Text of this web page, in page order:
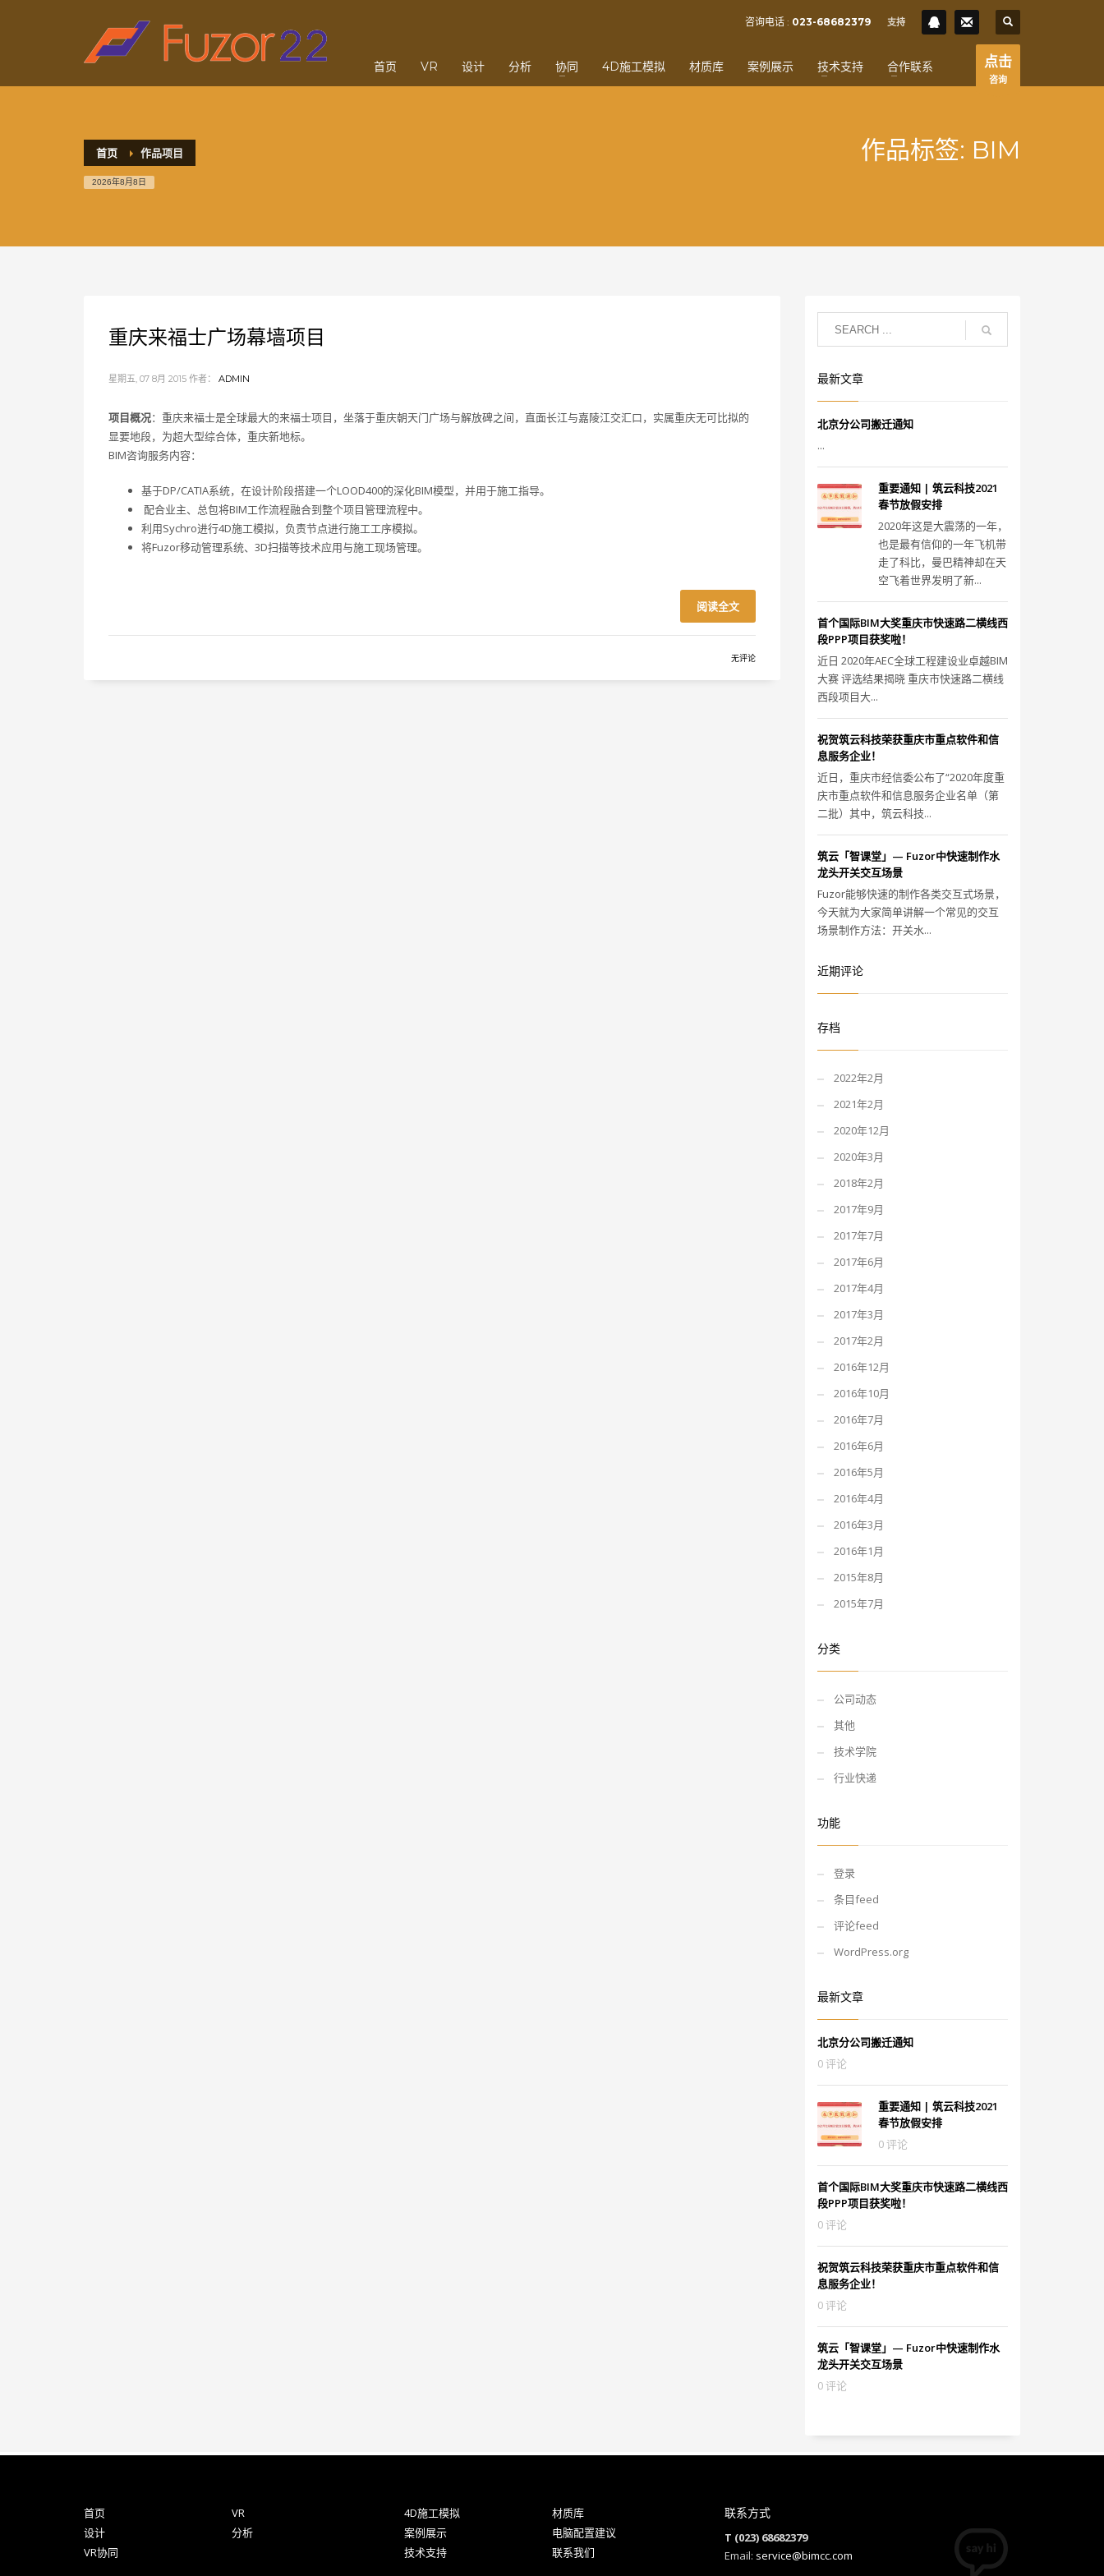
HOW TO SHOP
1 Login or create new account.
SHOWROOM HOURS
Sat - 9:00AM-5:00PM
Sundays by appointment only!
咨询电话 : 023-68682379 支持
首页 VR 设计 分析 协同 4D施工模拟 材质库 案例展示 技术支持 合作联系 点击
咨询
首页 作品项目
2026年8月8日
作品标签: BIM
重庆来福士广场幕墙项目
星期五, 07 8月 2015 作者： ADMIN
​项目概况：重庆来福士是全球最大的来福士项目，坐落于重庆朝天门广场与解放碑之间，直面长江与嘉陵江交汇口，实属重庆无可比拟的
显要地段，为超大型综合体，重庆新地标。
BIM咨询服务内容：
基于DP/CATIA系统，在设计阶段搭建一个LOOD400的深化BIM模型，并用于施工指导。
​ 配合业主、总包将BIM工作流程融合到整个项目管理流程中。
利用Sychro进行4D施工模拟，负责节点进行施工工序模拟。
​将Fuzor移动管理系统、3D扫描等技术应用与施工现场管理。
阅读全文
无评论
最新文章
北京分公司搬迁通知
...
重要通知 | 筑云科技2021
春节放假安排
2020年这是大震荡的一年，
也是最有信仰的一年飞机带
走了科比，曼巴精神却在天
空飞着世界发明了新...
首个国际BIM大奖重庆市快速路二横线西
段PPP项目获奖啦！
近日 2020年AEC全球工程建设业卓越BIM
大赛 评选结果揭晓 重庆市快速路二横线
西段项目大...
祝贺筑云科技荣获重庆市重点软件和信
息服务企业！
近日，重庆市经信委公布了“2020年度重
庆市重点软件和信息服务企业名单（第
二批）其中，筑云科技...
筑云「智课堂」— Fuzor中快速制作水
龙头开关交互场景
Fuzor能够快速的制作各类交互式场景，
今天就为大家简单讲解一个常见的交互
场景制作方法：开关水...
近期评论
存档
2022年2月
2021年2月
2020年12月
2020年3月
2018年2月
2017年9月
2017年7月
2017年6月
2017年4月
2017年3月
2017年2月
2016年12月
2016年10月
2016年7月
2016年6月
2016年5月
2016年4月
2016年3月
2016年1月
2015年8月
2015年7月
分类
公司动态
其他
技术学院
行业快递
功能
登录
条目feed
评论feed
WordPress.org
最新文章
北京分公司搬迁通知
0 评论
重要通知 | 筑云科技2021
春节放假安排
0 评论
首个国际BIM大奖重庆市快速路二横线西
段PPP项目获奖啦！
0 评论
祝贺筑云科技荣获重庆市重点软件和信
息服务企业！
0 评论
筑云「智课堂」— Fuzor中快速制作水
龙头开关交互场景
0 评论
首页
VR
设计
分析
VR协同
4D施工模拟
材质库
案例展示
电脑配置建议
技术支持
联系我们
联系方式
T (023) 68682379
Email: service@bimcc.com